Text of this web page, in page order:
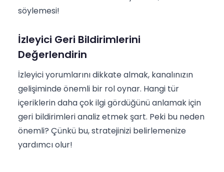
söylemesi!
İzleyici Geri Bildirimlerini
Değerlendirin
İzleyici yorumlarını dikkate almak, kanalınızın
gelişiminde önemli bir rol oynar. Hangi tür
içeriklerin daha çok ilgi gördüğünü anlamak için
geri bildirimleri analiz etmek şart. Peki bu neden
önemli? Çünkü bu, stratejinizi belirlemenize
yardımcı olur!